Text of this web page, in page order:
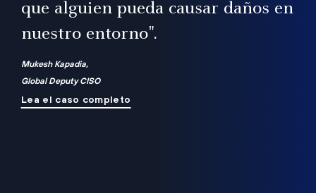
que alguien pueda causar daños en
nuestro entorno".
Mukesh Kapadia,
Global Deputy CISO
Lea el caso completo